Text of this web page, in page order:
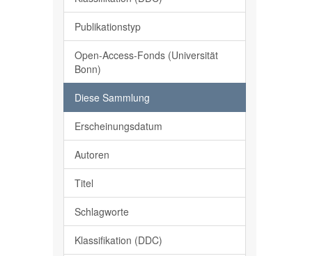
Publikationstyp
Open-Access-Fonds (Universität
Bonn)
Diese Sammlung
Erscheinungsdatum
Autoren
Titel
Schlagworte
Klassifikation (DDC)